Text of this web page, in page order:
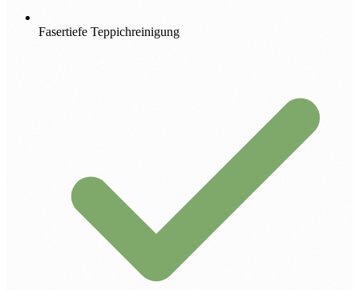
Fasertiefe Teppichreinigung